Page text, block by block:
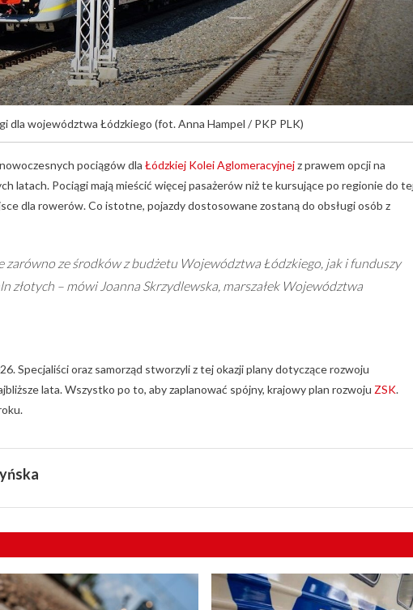
dla województwa Łódzkiego (fot. Anna Hampel / PKP PLK)
pociągów dla Łódzkiej Kolei Aglomeracyjnejz prawem opcji na
latach. Pociągi mają mieścić więcej pasażerów niż te kursujące po regionie do
dla rowerów. Co istotne, pojazdy dostosowane zostaną do obsługi osób z
zarówno ze środków z budżetu Województwa Łódzkiego, jak i funduszy
złotych – mówi Joanna Skrzydlewska, marszałek Województwa
Specjaliści oraz samorząd stworzyli z tej okazji plany dotyczące rozwoju
lata. Wszystko po to, aby zaplanować spójny, krajowy plan rozwoju ZSK.